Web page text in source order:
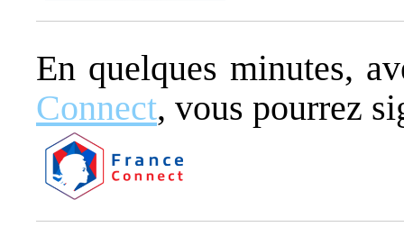
En quelques minutes,
Connect, vous pourrez